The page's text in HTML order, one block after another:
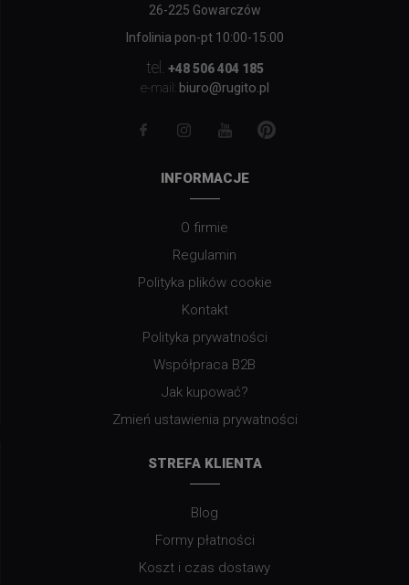
26-225 Gowarczów
Infolinia pon-pt 10:00-15:00
tel.
+48 506 404 185
e-mail: biuro@rugito.pl
INFORMACJE
O firmie
Regulamin
Polityka plików cookie
Kontakt
Polityka prywatności
Współpraca B2B
Jak kupować?
Zmień ustawienia prywatności
STREFA KLIENTA
Blog
Formy płatności
Koszt i czas dostawy